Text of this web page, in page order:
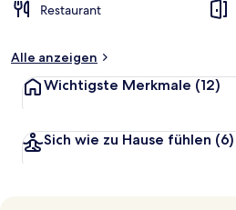
Restaurant
Alle anzeigen
Wichtigste Merkmale (12)
Sich wie zu Hause fühlen (6)